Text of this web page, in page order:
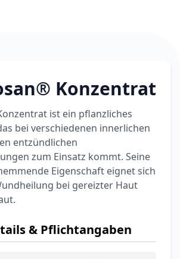
Konzentrat
ist ein pflanzliches
bei verschiedenen innerlichen
entzündlichen
zum Einsatz kommt. Seine
Eigenschaft eignet sich
bei gereizter Haut
& Pflichtangaben